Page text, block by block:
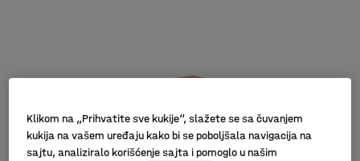
Klikom na „Prihvatite sve kukije“, slažete se sa čuvanjem
kukija na vašem uređaju kako bi se poboljšala navigacija na
sajtu, analiziralo korišćenje sajta i pomoglo u našim